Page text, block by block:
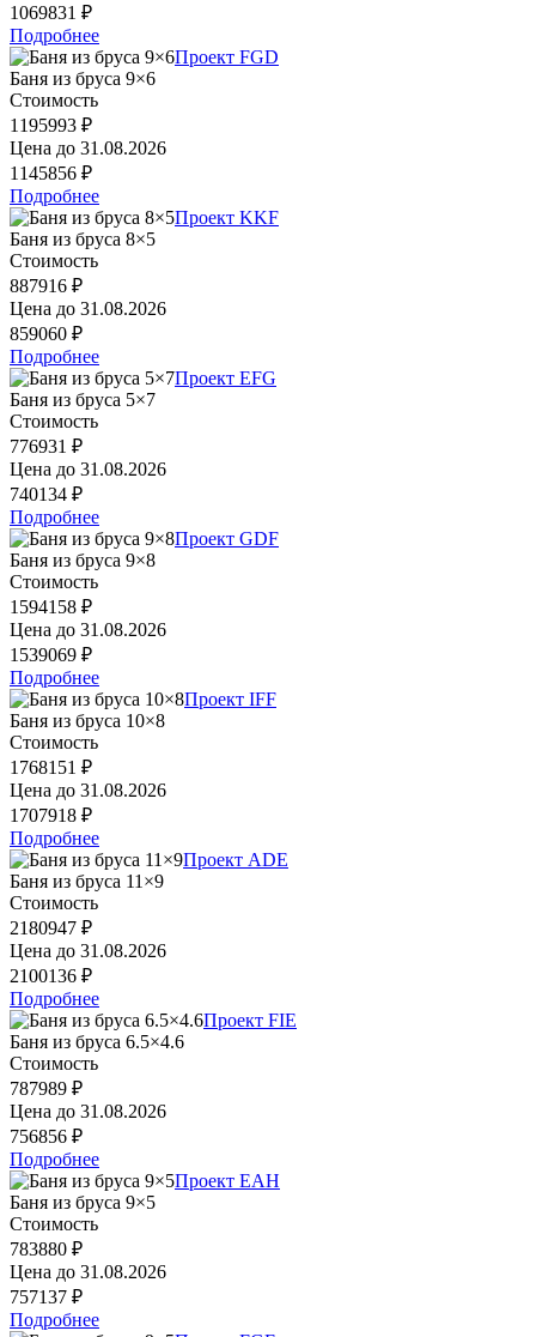
1069831 ₽
Подробнее
Проект FGD
Баня из бруса 9×6
Стоимость
1195993 ₽
Цена до 31.08.2026
1145856 ₽
Подробнее
Проект KKF
Баня из бруса 8×5
Стоимость
887916 ₽
Цена до 31.08.2026
859060 ₽
Подробнее
Проект EFG
Баня из бруса 5×7
Стоимость
776931 ₽
Цена до 31.08.2026
740134 ₽
Подробнее
Проект GDF
Баня из бруса 9×8
Стоимость
1594158 ₽
Цена до 31.08.2026
1539069 ₽
Подробнее
Проект IFF
Баня из бруса 10×8
Стоимость
1768151 ₽
Цена до 31.08.2026
1707918 ₽
Подробнее
Проект ADE
Баня из бруса 11×9
Стоимость
2180947 ₽
Цена до 31.08.2026
2100136 ₽
Подробнее
Проект FIE
Баня из бруса 6.5×4.6
Стоимость
787989 ₽
Цена до 31.08.2026
756856 ₽
Подробнее
Проект EAH
Баня из бруса 9×5
Стоимость
783880 ₽
Цена до 31.08.2026
757137 ₽
Подробнее